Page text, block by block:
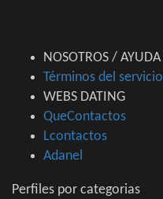
NOSOTROS / AYUDA
Términos del servicio
WEBS DATING
QueContactos
Lcontactos
Adanel
Perfiles por categorias